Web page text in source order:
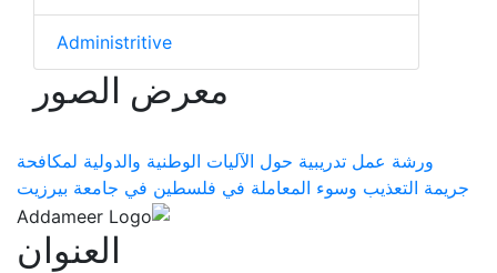
Administritive
معرض الصور
ورشة عمل تدريبية حول الآليات الوطنية والدولية لمكافحة
جريمة التعذيب وسوء المعاملة في فلسطين في جامعة بيرزيت
العنوان